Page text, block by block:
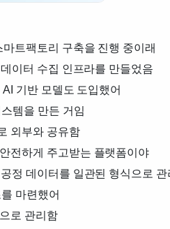
트팩토리 구축을 진행 중이래
이터 수집 인프라를 만들었음
기반 모델도 도입했어
템을 만든 거임
외부와 공유함
전하게 주고받는 플랫폼이야
정 데이터를 일관된 형식으로 관
마련했어
로 관리함